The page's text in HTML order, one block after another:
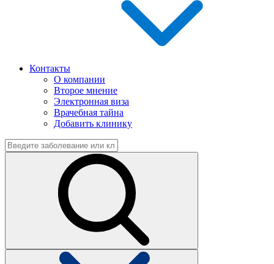
Контакты
О компании
Второе мнение
Электронная виза
Врачебная тайна
Добавить клинику